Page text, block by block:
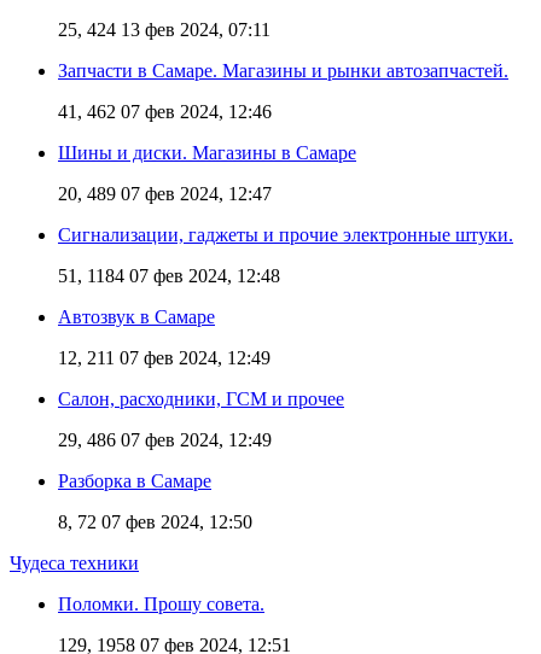
25, 424 13 фев 2024, 07:11
Запчасти в Самаре. Магазины и рынки автозапчастей.
41, 462 07 фев 2024, 12:46
Шины и диски. Магазины в Самаре
20, 489 07 фев 2024, 12:47
Сигнализации, гаджеты и прочие электронные штуки.
51, 1184 07 фев 2024, 12:48
Автозвук в Самаре
12, 211 07 фев 2024, 12:49
Салон, расходники, ГСМ и прочее
29, 486 07 фев 2024, 12:49
Разборка в Самаре
8, 72 07 фев 2024, 12:50
Чудеса техники
Поломки. Прошу совета.
129, 1958 07 фев 2024, 12:51